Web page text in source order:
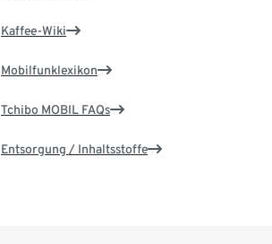
Kaffee-Wiki
Mobilfunklexikon
Tchibo MOBIL FAQs
Entsorgung / Inhaltsstoffe